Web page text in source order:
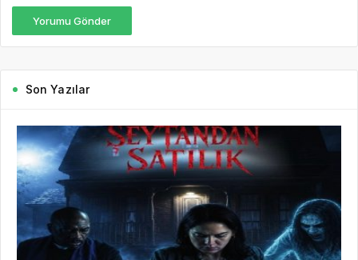
Yorumu Gönder
Son Yazılar